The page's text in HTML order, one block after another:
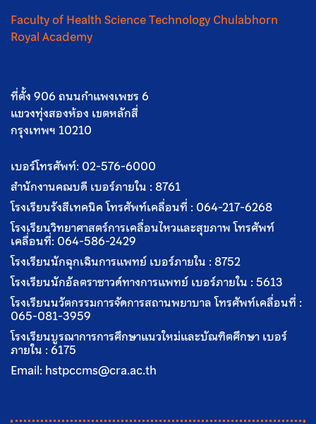
Faculty of Health Science Technology Chulabhorn
Royal Academy
ที่ตั้ง 906 ถนนกำแพงเพชร 6
แขวงทุ่งสองห้อง เขตหลักสี่
กรุงเทพฯ 10210
เบอร์โทรศัพท์: 02-576-6000
สำนักงานคณบดี เบอร์ภายใน : 8761
โรงเรียนรังสีเทคนิค โทรศัพท์เคลื่อนที่ : 064-217-6268
โรงเรียนวิทยาศาสตร์การเคลื่อนไหวและสุขภาพ โทรศัพท์
เคลื่อนที่: 064-586-2429
โรงเรียนนักฉุกเฉินการแพทย์ เบอร์ภายใน : 8752
โรงเรียนนักอัลตราซาวด์ทางการแพทย์ เบอร์ภายใน :5613
โรงเรียนนวัตกรรมการจัดการสถานพยาบาล โทรศัพท์เคลื่อนที่ :
065-081-3959
โรงเรียนบูรณาการการศึกษาแนวใหม่และบัณฑิตศึกษา เบอร์
ภายใน :6175
Email: hstpccms@cra.ac.th